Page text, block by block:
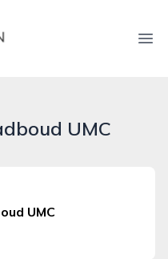
UMC
UMC